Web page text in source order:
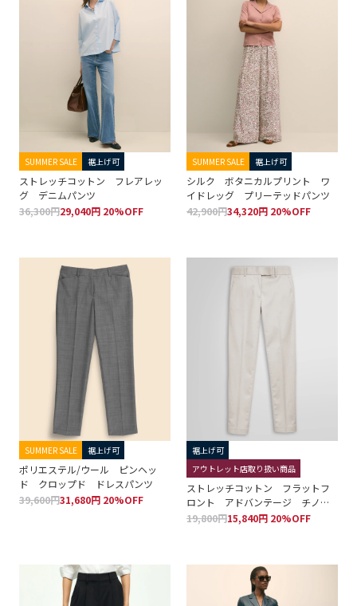
SUMMER SALE 裾上げ可
ストレッチコットン フレアレッ
グ デニムパンツ
36,300円29,040円 20%OFF
SUMMER SALE 裾上げ可
シルク ボタニカルプリント ワ
イドレッグ プリーテッドパンツ
42,900円34,320円 20%OFF
SUMMER SALE 裾上げ可
ポリエステル/ウール ピンヘッ
ド クロップド ドレスパンツ
39,600円31,680円 20%OFF
裾上げ可
アウトレット店取り扱い商品
ストレッチコットン フラットフ
ロント アドバンテージ チノパ
ンツ
19,800円15,840円 20%OFF